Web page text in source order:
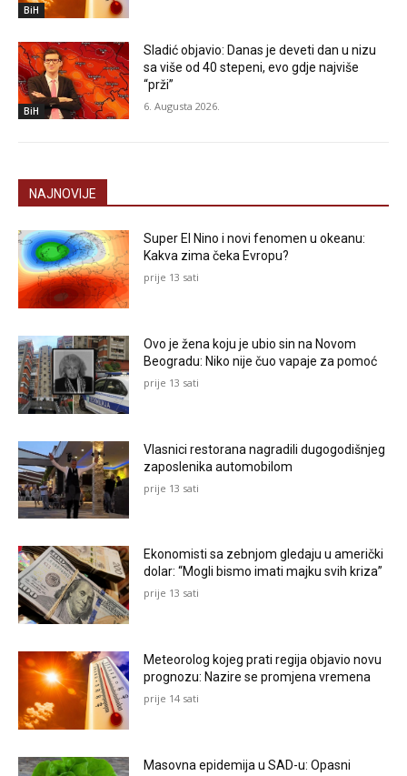
BiH
BiH
Sladić objavio: Danas je deveti dan u nizu
sa više od 40 stepeni, evo gdje najviše
“prži”
6. Augusta 2026.
NAJNOVIJE
Super El Nino i novi fenomen u okeanu:
Kakva zima čeka Evropu?
prije 13 sati
Ovo je žena koju je ubio sin na Novom
Beogradu: Niko nije čuo vapaje za pomoć
prije 13 sati
Vlasnici restorana nagradili dugogodišnjeg
zaposlenika automobilom
prije 13 sati
Ekonomisti sa zebnjom gledaju u američki
dolar: “Mogli bismo imati majku svih kriza”
prije 13 sati
Meteorolog kojeg prati regija objavio novu
prognozu: Nazire se promjena vremena
prije 14 sati
Masovna epidemija u SAD-u: Opasni